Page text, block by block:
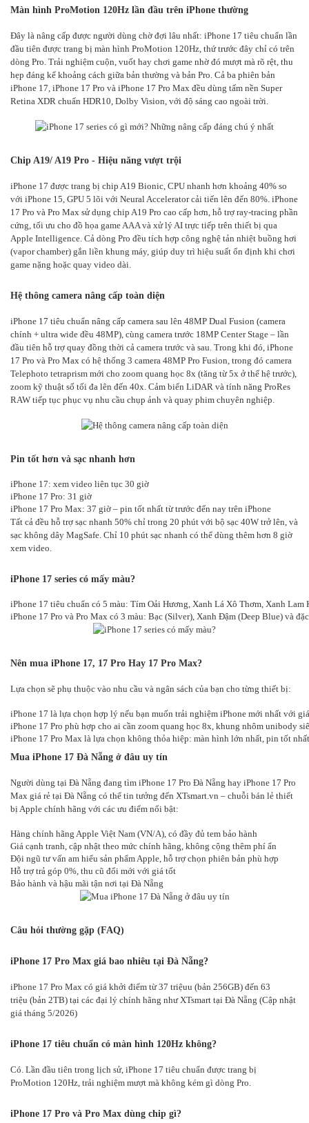
Màn hình ProMotion 120Hz lần đầu trên iPhone thường
Đây là nâng cấp được người dùng chờ đợi lâu nhất: iPhone 17 tiêu chuẩn lần
đầu tiên được trang bị màn hình ProMotion 120Hz, thứ trước đây chỉ có trên
dòng Pro. Trải nghiệm cuộn, vuốt hay chơi game nhờ đó mượt mà rõ rệt, thu
hẹp đáng kể khoảng cách giữa bản thường và bản Pro. Cả ba phiên bản
iPhone 17, iPhone 17 Pro và iPhone 17 Pro Max đều dùng tấm nền Super
Retina XDR chuẩn HDR10, Dolby Vision, với độ sáng cao ngoài trời.
Chip A19/ A19 Pro - Hiệu năng vượt trội
iPhone 17 được trang bị chip A19 Bionic, CPU nhanh hơn khoảng 40% so
với iPhone 15, GPU 5 lõi với Neural Accelerator cải tiến lên đến 80%. iPhone
17 Pro và Pro Max sử dụng chip A19 Pro cao cấp hơn, hỗ trợ ray-tracing phần
cứng, tối ưu cho đồ họa game AAA và xử lý AI trực tiếp trên thiết bị qua
Apple Intelligence. Cả dòng Pro đều tích hợp công nghệ tản nhiệt buồng hơi
(vapor chamber) gắn liền khung máy, giúp duy trì hiệu suất ổn định khi chơi
game nặng hoặc quay video dài.
Hệ thông camera nâng cấp toàn diện
iPhone 17 tiêu chuẩn nâng cấp camera sau lên 48MP Dual Fusion (camera
chính + ultra wide đều 48MP), cùng camera trước 18MP Center Stage – lần
đầu tiên hỗ trợ quay đồng thời cả camera trước và sau. Trong khi đó, iPhone
17 Pro và Pro Max có hệ thống 3 camera 48MP Pro Fusion, trong đó camera
Telephoto tetraprism mới cho zoom quang học 8x (tăng từ 5x ở thế hệ trước),
zoom kỹ thuật số tối đa lên đến 40x. Cảm biến LiDAR và tính năng ProRes
RAW tiếp tục phục vụ nhu cầu chụp ảnh và quay phim chuyên nghiệp.
Pin tốt hơn và sạc nhanh hơn
iPhone 17: xem video liên tục 30 giờ
iPhone 17 Pro: 31 giờ
iPhone 17 Pro Max: 37 giờ – pin tốt nhất từ trước đến nay trên iPhone
Tất cả đều hỗ trợ sạc nhanh 50% chỉ trong 20 phút với bộ sạc 40W trở lên, và
sạc không dây MagSafe. Chỉ 10 phút sạc nhanh có thể dùng thêm hơn 8 giờ
xem video.
iPhone 17 series có mấy màu?
iPhone 17 tiêu chuẩn có 5 màu: Tím Oải Hương, Xanh Lá Xô Thơm, Xanh
iPhone 17 Pro và Pro Max có 3 màu: Bạc (Silver), Xanh Đậm (Deep Blue) và
Nên mua iPhone 17, 17 Pro Hay 17 Pro Max?
Lựa chọn sẽ phụ thuộc vào nhu cầu và ngân sách của bạn cho từng thiết bị:
iPhone 17 là lựa chọn hợp lý nếu bạn muốn trải nghiệm iPhone mới nhất với
iPhone 17 Pro phù hợp cho ai cần zoom quang học 8x, khung nhôm unibody
iPhone 17 Pro Max là lựa chọn không thỏa hiệp: màn hình lớn nhất, pin tốt
Mua iPhone 17 Đà Nẵng ở đâu uy tín
Người dùng tại Đà Nẵng đang tìm iPhone 17 Pro Đà Nẵng hay iPhone 17 Pro
Max giá rẻ tại Đà Nẵng có thể tin tưởng đến XTsmart.vn – chuỗi bán lẻ thiết
bị Apple chính hãng với các ưu điểm nổi bật:
Hàng chính hãng Apple Việt Nam (VN/A), có đầy đủ tem bảo hành
Giá cạnh tranh, cập nhật theo mức chính hãng, không cộng thêm phí ẩn
Đội ngũ tư vấn am hiểu sản phẩm Apple, hỗ trợ chọn phiên bản phù hợp
Hỗ trợ trả góp 0%, thu cũ đổi mới với giá tốt
Bảo hành và hậu mãi tận nơi tại Đà Nẵng
Câu hỏi thường gặp (FAQ)
iPhone 17 Pro Max giá bao nhiêu tại Đà Nẵng?
iPhone 17 Pro Max có giá khởi điểm từ 37 triệuu (bản 256GB) đến 63
triệu (bản 2TB) tại các đại lý chính hãng như XTsmart tại Đà Nẵng (Cập nhật
giá tháng 5/2026)
iPhone 17 tiêu chuẩn có màn hình 120Hz không?
Có. Lần đầu tiên trong lịch sử, iPhone 17 tiêu chuẩn được trang bị
ProMotion 120Hz, trải nghiệm mượt mà không kém gì dòng Pro.
iPhone 17 Pro và Pro Max dùng chip gì?